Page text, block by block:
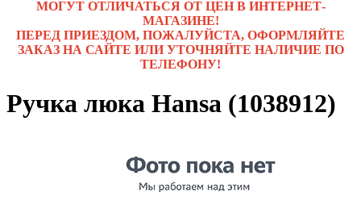
МОГУТ ОТЛИЧАТЬСЯ ОТ ЦЕН В ИНТЕРНЕТ-
МАГАЗИНЕ!
ПЕРЕД ПРИЕЗДОМ, ПОЖАЛУЙСТА, ОФОРМЛЯЙТЕ
ЗАКАЗ НА САЙТЕ ИЛИ УТОЧНЯЙТЕ НАЛИЧИЕ ПО
ТЕЛЕФОНУ!
Ручка люка Hansa (1038912)